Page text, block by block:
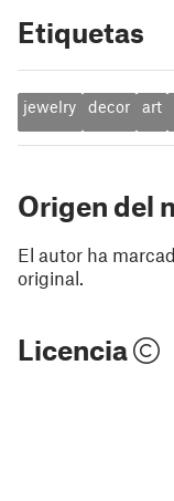
Etiquetas
jewelry decor art
Origen del
El autor ha
original.
Licencia